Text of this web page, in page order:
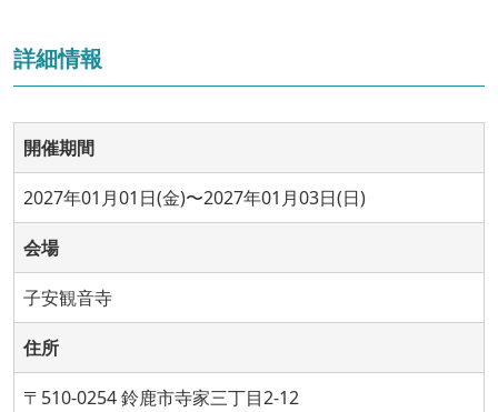
詳細情報
開催期間
2027年01月01日(金)〜2027年01月03日(日)
会場
子安観音寺
住所
〒510-0254 鈴鹿市寺家三丁目2-12